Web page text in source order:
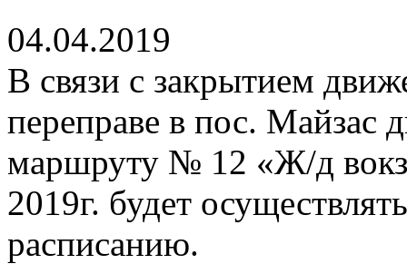
04.04.2019
В связи с закрытием
переправе в пос. Майзас
маршруту № 12 «Ж/д
2019г. будет
расписанию.